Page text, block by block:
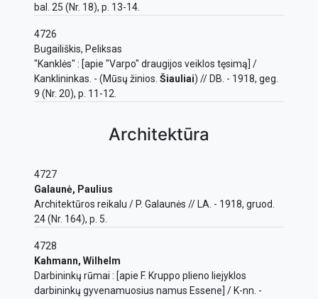
bal. 25 (Nr. 18), p. 13-14.
4726
Bugailiškis, Peliksas
"Kanklės" : [apie "Varpo" draugijos veiklos tęsimą] /
Kanklininkas. - (Mūsų žinios. Šiauliai) // DB. - 1918, geg.
9 (Nr. 20), p. 11-12.
Architektūra
4727
Galaunė, Paulius
Architektūros reikalu / P. Galaunės // LA. - 1918, gruod.
24 (Nr. 164), p. 5.
4728
Kahmann, Wilhelm
Darbininkų rūmai : [apie F. Kruppo plieno liejyklos
darbininkų gyvenamuosius namus Essene] / K-nn. -